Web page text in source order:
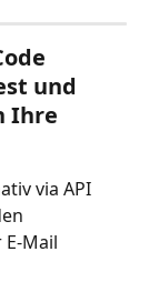
und
Ihre
via API
Mail